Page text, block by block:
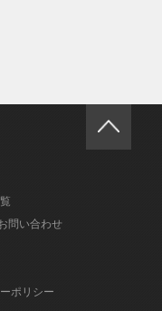
問い合わせ
ポリシー